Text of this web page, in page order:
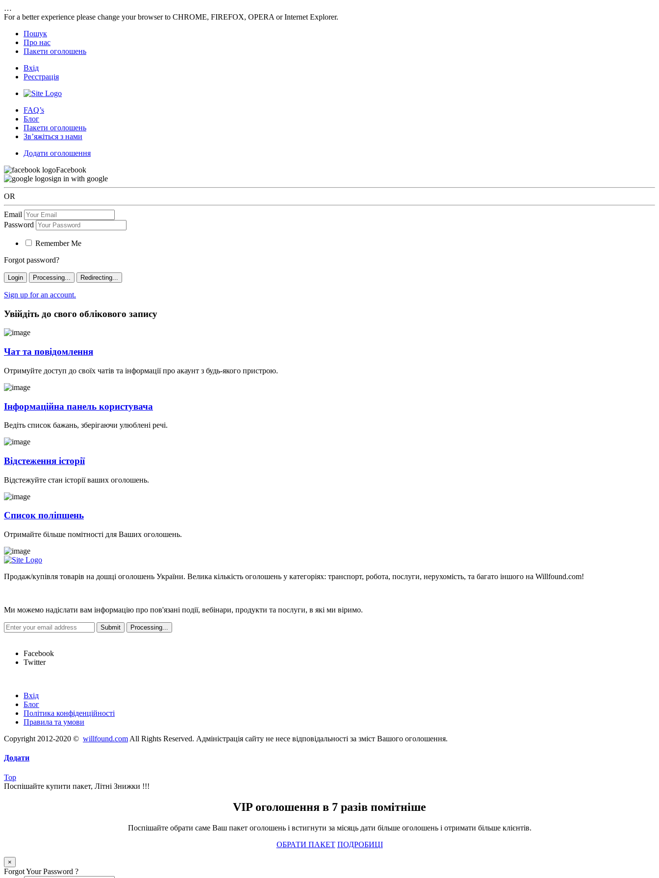
…
For a better experience please change your browser to CHROME, FIREFOX, OPERA or Internet Explorer.
Пошук
Про нас
Пакети оголошень
Вхід
Реєстрація
FAQ’s
Блог
Пакети оголошень
Зв’яжіться з нами
Додати оголошення
Facebook
sign in with google
OR
Email
Password
Remember Me
Forgot password?
Login Processing... Redirecting...
Sign up for an account.
Увійдіть до свого облікового запису
Чат та повідомлення
Отримуйте доступ до своїх чатів та інформації про акаунт з будь-якого пристрою.
Інформаційна панель користувача
Ведіть список бажань, зберігаючи улюблені речі.
Відстеження історії
Відстежуйте стан історії ваших оголошень.
Список поліпшень
Отримайте більше помітності для Ваших оголошень.
Продаж/купівля товарів на дошці оголошень України. Велика кількість оголошень у категоріях: транспорт, робота, послуги, нерухомість, та багато іншого на Willfound.com!
Ми можемо надіслати вам інформацію про пов'язані події, вебінари, продукти та послуги, в які ми віримо.
Facebook
Twitter
Вхід
Блог
Політика конфіденційності
Правила та умови
Copyright 2012-2020 © willfound.com All Rights Reserved. Адміністрація сайту не несе відповідальності за зміст Вашого оголошення.
Додати
Top
Поспішайте купити пакет, Літні Знижки !!!
VIP оголошення в 7 разів помітніше
Поспішайте обрати саме Ваш пакет оголошень і встигнути за місяць дати більше оголошень і отримати більше клієнтів.
ОБРАТИ ПАКЕТ ПОДРОБИЦІ
×
Forgot Your Password ?